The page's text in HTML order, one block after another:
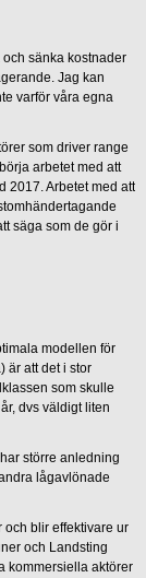
sänka kostnader
Jag kan
varför våra egna
som driver range
arbetet med att
2017. Arbetet med att
säga som de gör i
modellen för
är att det i stor
som skulle
dvs väldigt liten
större anledning
lågavlönade
och blir effektivare ur
och Landsting
kommersiella aktörer